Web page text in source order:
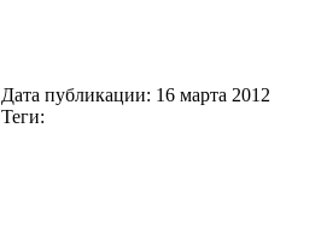
Дата публикации: 16 марта 2012
Теги: